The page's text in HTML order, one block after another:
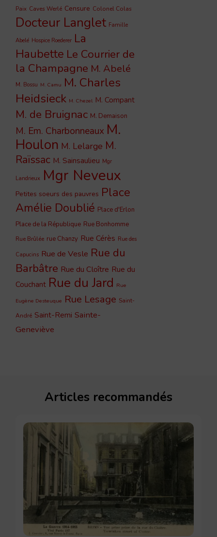
Paix Caves Werlé Censure Colonel Colas
Docteur Langlet Famille
Abelé Hospice Roederer La
Haubette Le Courrier de
la Champagne M. Abelé
M. Bossu M. Camu M. Charles
Heidsieck M. Chezel M. Compant
M. de Bruignac M. Demaison
M. Em. Charbonneaux M.
Houlon M. Lelarge M.
Raïssac M. Sainsaulieu Mgr
Landrieux Mgr Neveux
Petites soeurs des pauvres Place
Amélie Doublié Place d'Erlon
Place de la République Rue Bonhomme
Rue Brûlée rue Chanzy Rue Cérès Rue des
Capucins Rue de Vesle Rue du
Barbâtre Rue du Cloître Rue du
Couchant Rue du Jard Rue
Eugène Desteuque Rue Lesage Saint-
André Saint-Remi Sainte-
Geneviève
Articles recommandés